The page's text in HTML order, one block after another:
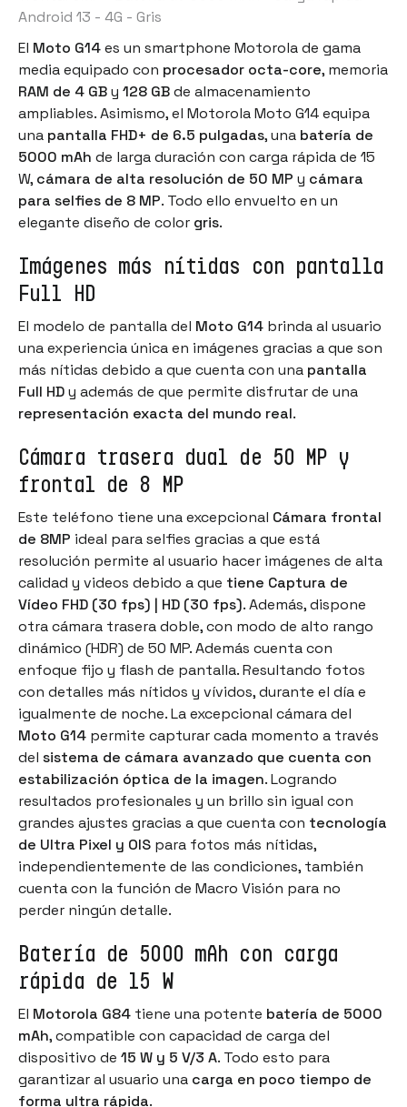
Android 13 - 4G - Gris
El Moto G14es un smartphone Motorolade gama
media equipado con procesador octa-core, memoria
RAM de 4 GBy 128 GBde almacenamiento
ampliables. Asimismo, el Motorola Moto G14 equipa
una pantalla FHD+ de 6.5 pulgadas, una batería de
5000 mAh de larga duración con carga rápida de 15
W, cámara de alta resolución de 50 MP y cámara
para selfies de 8 MP. Todo ello envuelto en un
elegante diseño de color gris.
Imágenes más nítidas con pantalla
Full HD
El modelo de pantalla del Moto G14 brinda al usuario
una experiencia única en imágenes gracias a que son
más nítidas debido a que cuenta con una pantalla
Full HDy además de que permite disfrutar de una
representación exacta del mundo real.
Cámara trasera dual de 50 MP y
frontal de 8 MP
Este teléfono tiene una excepcional Cámara frontal
de 8MP ideal para selfies gracias a que está
resolución permite al usuario hacer imágenes de alta
calidad y videos debido a que tiene Captura de
Vídeo FHD (30 fps) | HD (30 fps). Además, dispone
otra cámara trasera doble, con modo de alto rango
dinámico (HDR) de 50 MP. Además cuenta con
enfoque fijo y flash de pantalla. Resultando fotos
con detalles más nítidos y vívidos, durante el día e
igualmente de noche. La excepcional cámara del
Moto G14 permite capturar cada momento a través
del sistema de cámara avanzado que cuenta con
estabilización óptica de la imagen. Logrando
resultados profesionales y un brillo sin igual con
grandes ajustes gracias a que cuenta con tecnología
de Ultra Pixel y OIS para fotos más nítidas,
independientemente de las condiciones, también
cuenta con la función de Macro Visión para no
perder ningún detalle.
Batería de 5000 mAh con carga
rápida de 15 W
El Motorola G84 tiene una potente batería de 5000
mAh, compatible con capacidad de carga del
dispositivo de 15 W y 5 V/3 A. Todo esto para
garantizar al usuario una carga en poco tiempo de
forma ultra rápida.